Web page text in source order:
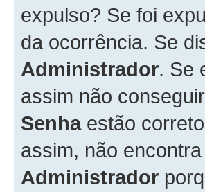
expulso? Se foi
da ocorrência. Se
Administrador. Se
assim não
Senhaestão
assim, não
Administrador